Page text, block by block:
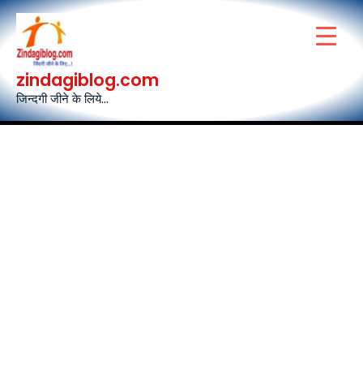
Skip
to
content
zindagiblog.com
जिन्दगी जीने के लिये...